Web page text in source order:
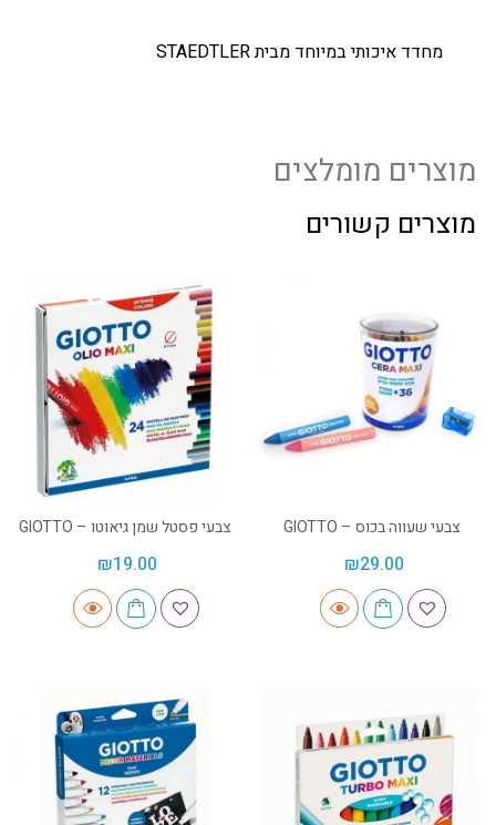
מחדד איכותי במיוחד מבית STAEDTLER
מוצרים מומלצים
מוצרים קשורים
צבעי שעווה בכוס – GIOTTO
₪29.00
צבעי פסטל שמן גיאוטו – GIOTTO
₪19.00